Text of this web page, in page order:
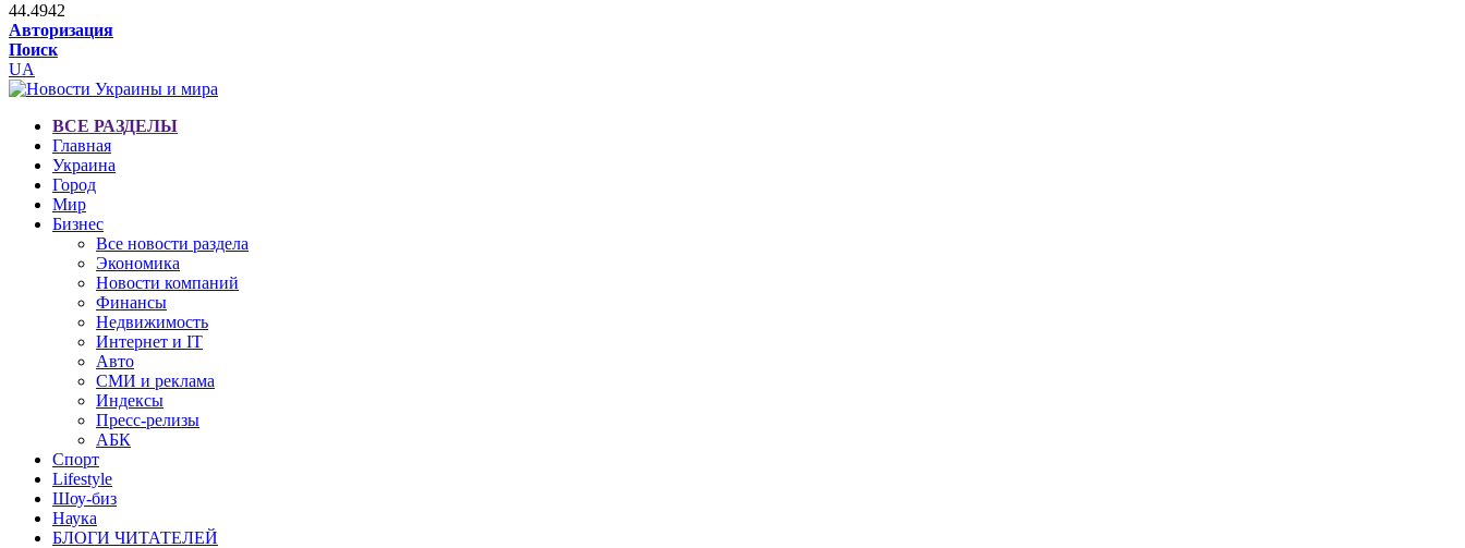
44.4942
Авторизация
Поиск
UA
ВСЕ РАЗДЕЛЫ
Главная
Украина
Город
Мир
Бизнес
Все новости раздела
Экономика
Новости компаний
Финансы
Недвижимость
Интернет и IT
Авто
СМИ и реклама
Индексы
Пресс-релизы
АБК
Спорт
Lifestyle
Шоу-биз
Наука
БЛОГИ ЧИТАТЕЛЕЙ